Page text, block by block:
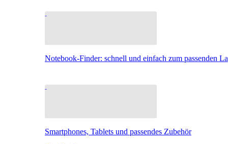
Notebook-Finder: schnell und einfach zum passenden
Smartphones, Tablets und passendes Zubehör